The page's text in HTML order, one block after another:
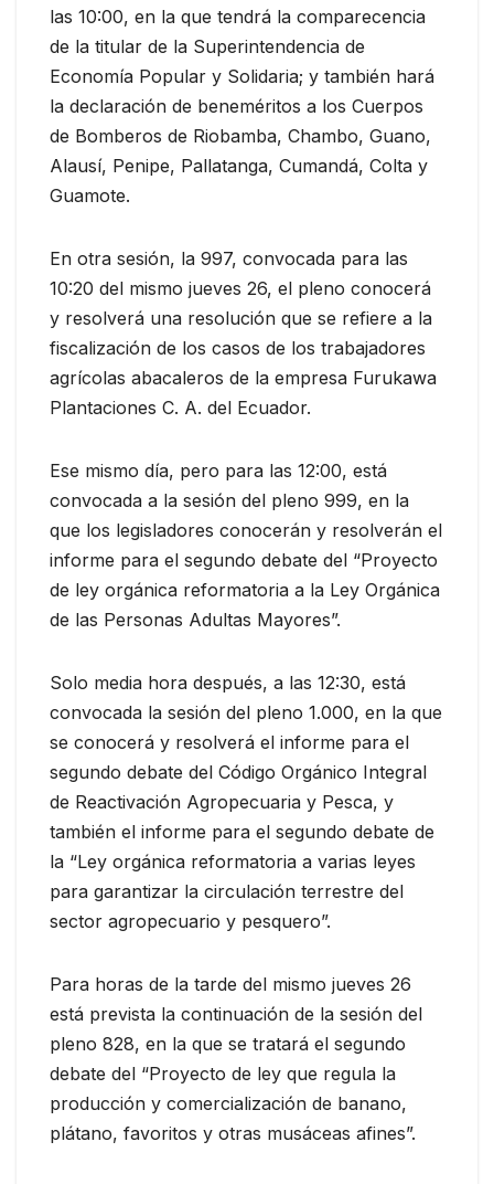
las 10:00, en la que tendrá la comparecencia
de la titular de la Superintendencia de
Economía Popular y Solidaria; y también hará
la declaración de beneméritos a los Cuerpos
de Bomberos de Riobamba, Chambo, Guano,
Alausí, Penipe, Pallatanga, Cumandá, Colta y
Guamote.
En otra sesión, la 997, convocada para las
10:20 del mismo jueves 26, el pleno conocerá
y resolverá una resolución que se refiere a la
fiscalización de los casos de los trabajadores
agrícolas abacaleros de la empresa Furukawa
Plantaciones C. A. del Ecuador.
Ese mismo día, pero para las 12:00, está
convocada a la sesión del pleno 999, en la
que los legisladores conocerán y resolverán el
informe para el segundo debate del “Proyecto
de ley orgánica reformatoria a la Ley Orgánica
de las Personas Adultas Mayores”.
Solo media hora después, a las 12:30, está
convocada la sesión del pleno 1.000, en la que
se conocerá y resolverá el informe para el
segundo debate del Código Orgánico Integral
de Reactivación Agropecuaria y Pesca, y
también el informe para el segundo debate de
la “Ley orgánica reformatoria a varias leyes
para garantizar la circulación terrestre del
sector agropecuario y pesquero”.
Para horas de la tarde del mismo jueves 26
está prevista la continuación de la sesión del
pleno 828, en la que se tratará el segundo
debate del “Proyecto de ley que regula la
producción y comercialización de banano,
plátano, favoritos y otras musáceas afines”.